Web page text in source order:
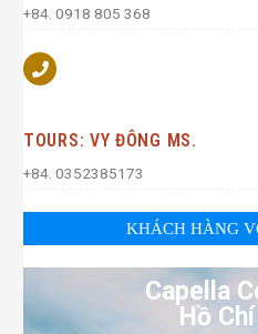
+84. 0918 805 368
TOURS: VY ĐÔNG MS.
+84. 0352385173
KHÁCH HÀNG
Capella
Hồ